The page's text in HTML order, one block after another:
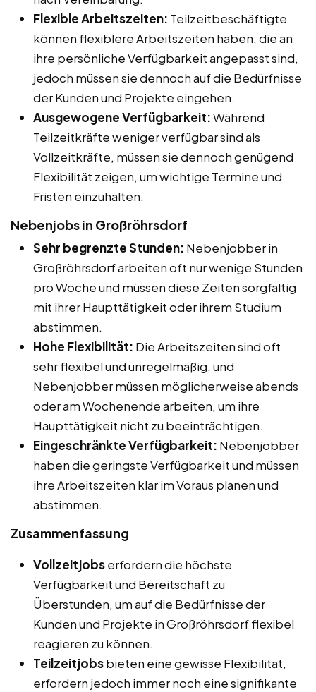
Flexible Arbeitszeiten: Teilzeitbeschäftigte
können flexiblere Arbeitszeiten haben, die an
ihre persönliche Verfügbarkeit angepasst sind,
jedoch müssen sie dennoch auf die Bedürfnisse
der Kunden und Projekte eingehen.
Ausgewogene Verfügbarkeit:Während
Teilzeitkräfte weniger verfügbar sind als
Vollzeitkräfte, müssen sie dennoch genügend
Flexibilität zeigen, um wichtige Termine und
Fristen einzuhalten.
Nebenjobs in Großröhrsdorf
Sehr begrenzte Stunden: Nebenjobber in
Großröhrsdorf arbeiten oft nur wenige Stunden
pro Woche und müssen diese Zeiten sorgfältig
mit ihrer Haupttätigkeit oder ihrem Studium
abstimmen.
Hohe Flexibilität: Die Arbeitszeiten sind oft
sehr flexibel und unregelmäßig, und
Nebenjobber müssen möglicherweise abends
oder am Wochenende arbeiten, um ihre
Haupttätigkeit nicht zu beeinträchtigen.
Eingeschränkte Verfügbarkeit: Nebenjobber
haben die geringste Verfügbarkeit und müssen
ihre Arbeitszeiten klar im Voraus planen und
abstimmen.
Zusammenfassung
Vollzeitjobserfordern die höchste
Verfügbarkeit und Bereitschaft zu
Überstunden, um auf die Bedürfnisse der
Kunden und Projekte in Großröhrsdorf flexibel
reagieren zu können.
Teilzeitjobsbieten eine gewisse Flexibilität,
erfordern jedoch immer noch eine signifikante